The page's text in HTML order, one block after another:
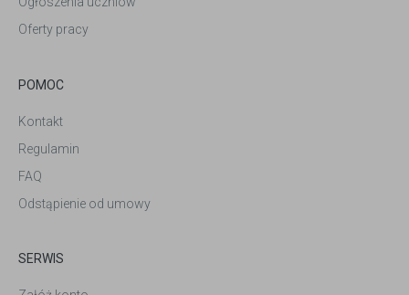
Oferty pracy
POMOC
Kontakt
Regulamin
FAQ
Odstąpienie od umowy
SERWIS